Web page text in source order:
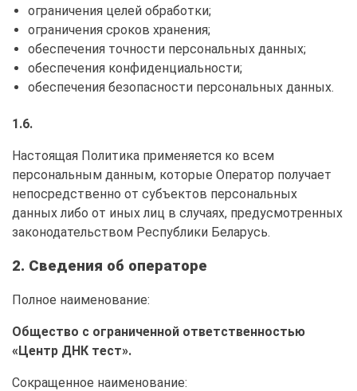
ограничения целей обработки;
ограничения сроков хранения;
обеспечения точности персональных данных;
обеспечения конфиденциальности;
обеспечения безопасности персональных данных.
1.6.
Настоящая Политика применяется ко всем
персональным данным, которые Оператор получает
непосредственно от субъектов персональных
данных либо от иных лиц в случаях, предусмотренных
законодательством Республики Беларусь.
2. Сведения об операторе
Полное наименование:
Общество с ограниченной ответственностью
«Центр ДНК тест».
Сокращенное наименование: